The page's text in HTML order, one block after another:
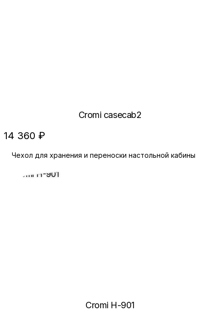
Cromi casecab2
14 360 ₽
Чехол для хранения и переноски настольной кабины
Cromi H-901